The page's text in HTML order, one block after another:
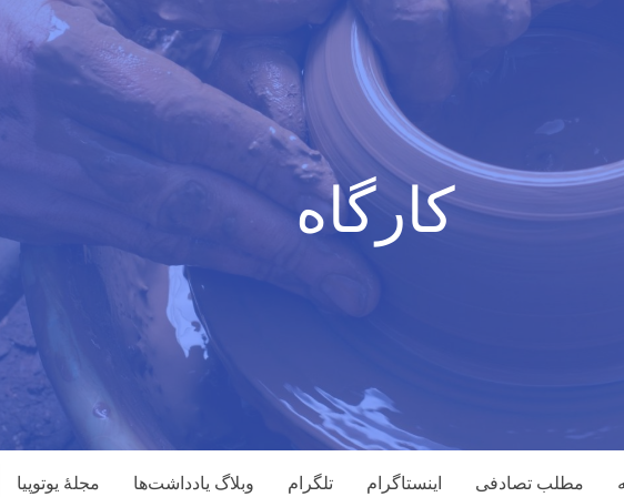
کارگاه
مجلهٔ یوتوپیا وبلاگ یادداشت‌ها تلگرام اینستاگرام مطلب تصادفی